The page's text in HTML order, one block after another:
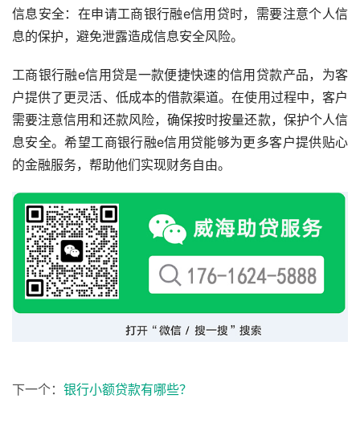
信息安全：在申请工商银行融e信用贷时，需要注意个人信
息的保护，避免泄露造成信息安全风险。
工商银行融e信用贷是一款便捷快速的信用贷款产品，为客
户提供了更灵活、低成本的借款渠道。在使用过程中，客户
需要注意信用和还款风险，确保按时按量还款，保护个人信
息安全。希望工商银行融e信用贷能够为更多客户提供贴心
的金融服务，帮助他们实现财务自由。
下一个： 银行小额贷款有哪些？